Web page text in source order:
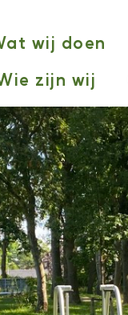
wij doen
zijn wij